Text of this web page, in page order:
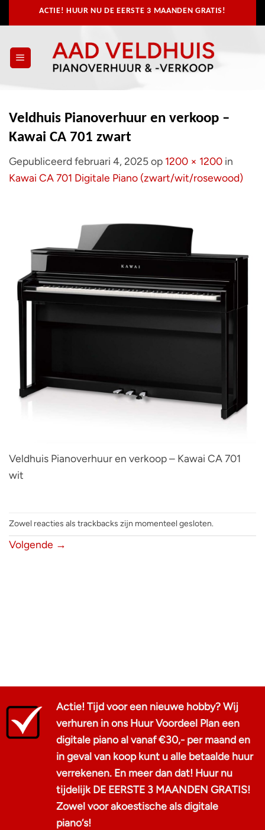
naar
ACTIE! HUUR NU DE EERSTE 3 MAANDEN GRATIS!
Veldhuis Pianoverhuur en verkoop –
Kawai CA 701 zwart
Gepubliceerd februari 4, 2025op 1200 × 1200 in
Kawai CA 701 Digitale Piano (zwart/wit/rosewood)
Veldhuis Pianoverhuur en verkoop – Kawai CA 701
wit
Zowel reacties als trackbacks zijn momenteel gesloten.
Volgende →
Actie! Tijd voor een nieuwe hobby? Wij
verhuren in ons Huur Voordeel Plan een
digitale piano al vanaf €30,- per maand en
in geval van koop kunt u alle betaalde huur
verrekenen. En meer dan dat! Huur nu
tijdelijk DE EERSTE 3 MAANDEN GRATIS!
Zowel voor akoestische als digitale
piano‘s!